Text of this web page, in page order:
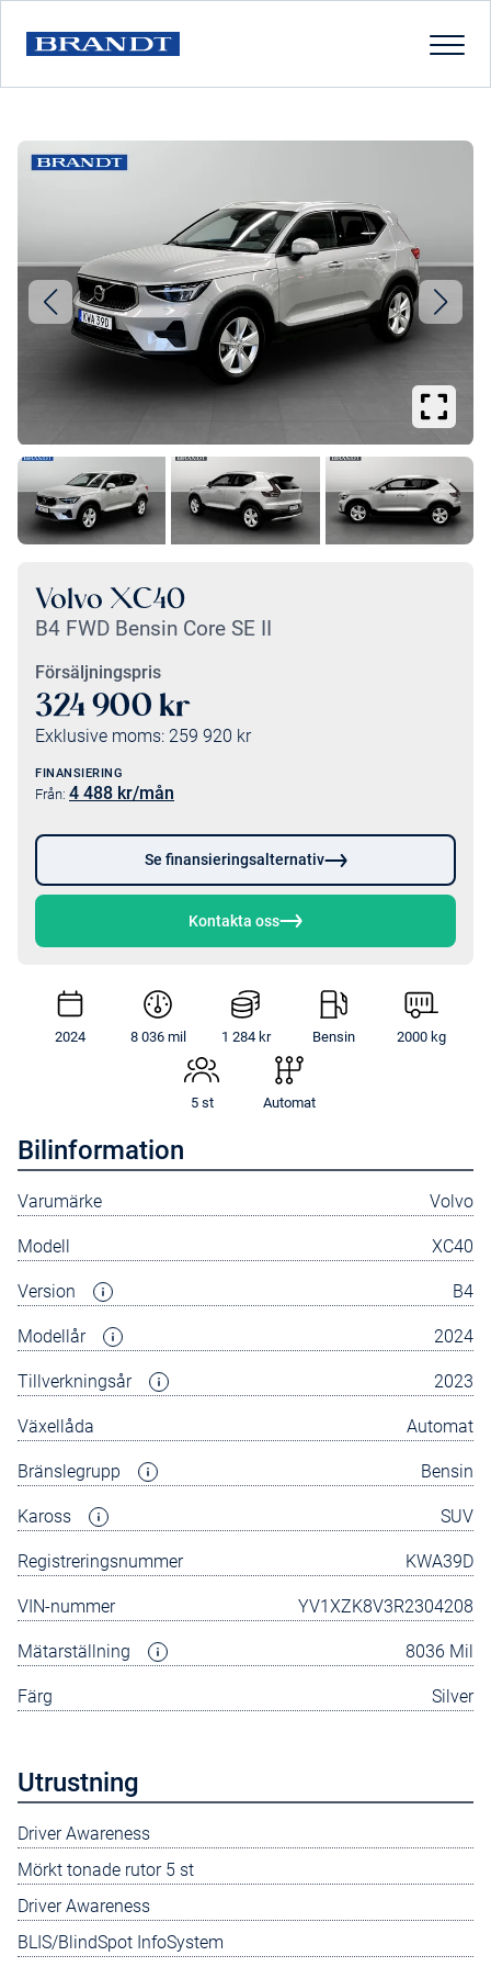
Volvo XC40
B4 FWD Bensin Core SE II
Försäljningspris
324 900 kr
Exklusive moms: 259 920 kr
FINANSIERING
Från: 4 488 kr/mån
Se finansieringsalternativ
Kontakta oss
Se
större
bilder
2024 8 036 mil 1 284 kr Bensin 2000 kg
5 st Automat
Bilinformation
Varumärke Volvo
Modell XC40
Version B4
Modellår 2024
Tillverkningsår 2023
Växellåda Automat
Bränslegrupp Bensin
Kaross SUV
Registreringsnummer KWA39D
VIN-nummer YV1XZK8V3R2304208
Mätarställning 8036 Mil
Färg Silver
Utrustning
Driver Awareness
Mörkt tonade rutor 5 st
Driver Awareness
BLIS/BlindSpot InfoSystem